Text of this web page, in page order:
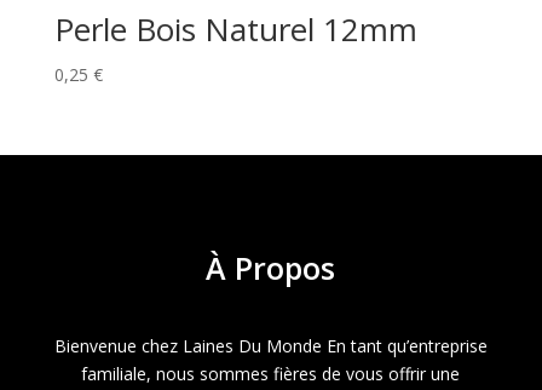
Perle Bois Naturel 12mm
0,25 €
À Propos
Bienvenue chez Laines Du Monde En tant qu’entreprise
familiale, nous sommes fières de vous offrir une